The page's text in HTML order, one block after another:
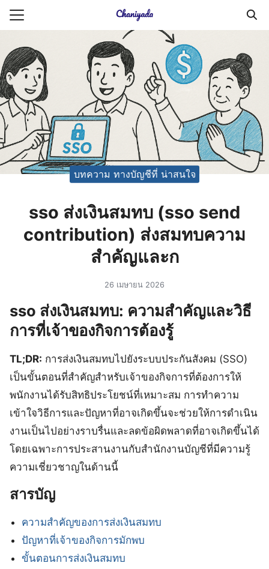
Skip
ยความเป็นส่วนตัว
ญชี (Accounting service)
ญชี (Accounting
for:
บทความ ทางบัญชีที่ น่าสนใจ
sso ส่งเงินสมทบ (sso send
contribution) ส่งสมทบความ
สำคัญและก
26 เมษายน 2026
sso ส่งเงินสมทบ: ความสำคัญและวิธี
การที่เจ้าของกิจการต้องรู้
TL;DR: การส่งเงินสมทบไปยังระบบประกันสังคม (SSO)
เป็นขั้นตอนที่สำคัญสำหรับเจ้าของกิจการที่ต้องการให้
พนักงานได้รับสิทธิประโยชน์ที่เหมาะสม การทำความ
เข้าใจวิธีการและปัญหาที่อาจเกิดขึ้นจะช่วยให้การดำเนิน
งานเป็นไปอย่างราบรื่นและลดข้อผิดพลาดที่อาจเกิดขึ้นได้
โดยเฉพาะการประสานงานกับสำนักงานบัญชีที่มีความรู้
ความเชี่ยวชาญในด้านนี้
สารบัญ
ความสำคัญของการส่งเงินสมทบ
ปัญหาที่เจ้าของกิจการมักพบ
ขั้นตอนการส่งเงินสมทบ